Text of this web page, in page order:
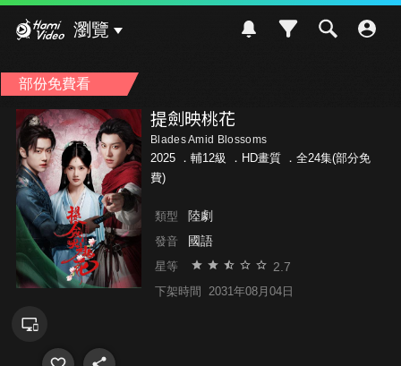
瀏覽
部份免費看
提劍映桃花
Blades Amid Blossoms
2025 ． 輔12級
．HD畫質 ．全24集(部分免
費)
類型 陸劇
發音 國語
星等 2.7
下架時間 2031年08月04日